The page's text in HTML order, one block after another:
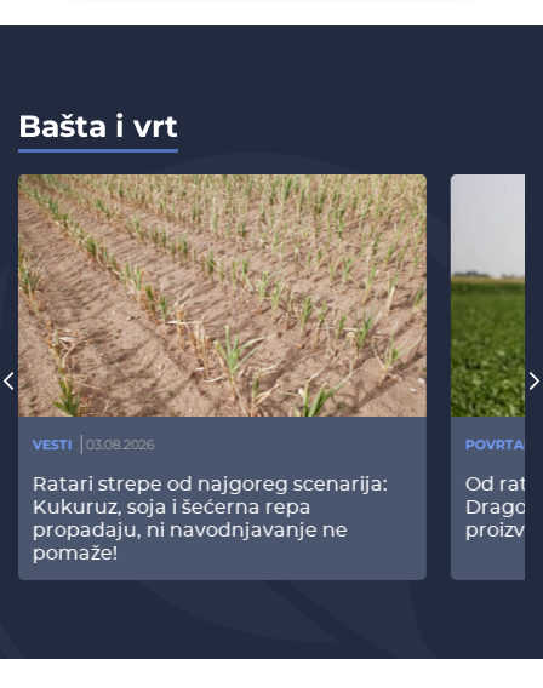
Bašta i vrt
VESTI 03.08.2026
Ratari strepe od najgoreg scenarija:
Kukuruz, soja i šećerna repa
propadaju, ni navodnjavanje ne
pomaže!
Od